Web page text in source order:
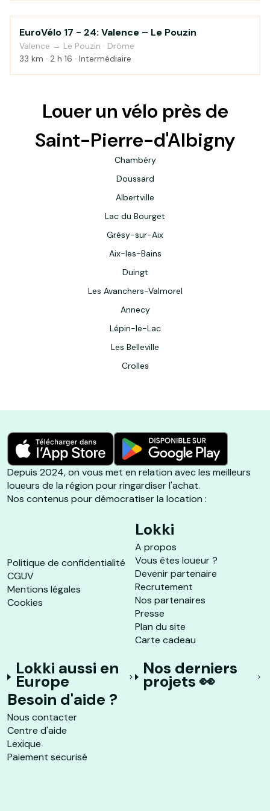
Campagne
EuroVélo 17 - 24: Valence – Le Pouzin
Valence → Le Pouzin · Drôme
33 km · 2 h 16 · Intermédiaire
Louer un vélo près de
Saint-Pierre-d'Albigny
Chambéry
Doussard
Albertville
Lac du Bourget
Grésy-sur-Aix
Aix-les-Bains
Duingt
Les Avanchers-Valmorel
Annecy
Lépin-le-Lac
Les Belleville
Crolles
Depuis 2024, on vous met en relation avec les meilleurs
loueurs de la région pour ringardiser l'achat.
Nos contenus pour démocratiser la location :
Politique de confidentialité
CGUV
Mentions légales
Cookies
Lokki
A propos
Vous êtes loueur ?
Devenir partenaire
Recrutement
Nos partenaires
Presse
Plan du site
Carte cadeau
Lokki aussi en
Europe
Nos derniers
projets 👀
Besoin d'aide ?
Nous contacter
Centre d'aide
Lexique
Paiement securisé